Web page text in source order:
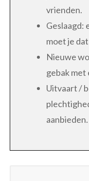
vrienden.
Geslaagd:
moet je
Nieuwe
gebak met
Uitvaart /
aanbieden.